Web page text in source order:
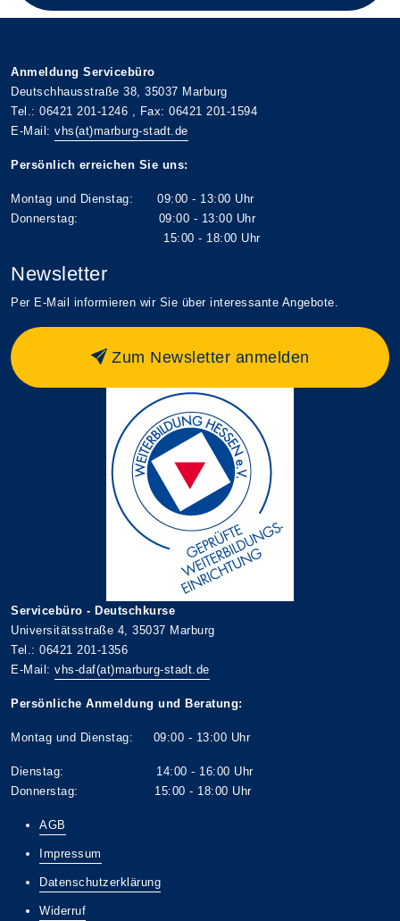
Anmeldung Servicebüro
Deutschhausstraße 38, 35037 Marburg
Tel.: 06421 201-1246 , Fax: 06421 201-1594
E-Mail: vhs(at)marburg-stadt.de
Persönlich erreichen Sie uns:
Montag und Dienstag: 09:00 - 13:00 Uhr
Donnerstag: 09:00 - 13:00 Uhr
15:00 - 18:00 Uhr
Newsletter
Per E-Mail informieren wir Sie über interessante Angebote.
Zum Newsletter anmelden
Servicebüro - Deutschkurse
Universitätsstraße 4, 35037 Marburg
Tel.: 06421 201-1356
E-Mail: vhs-daf(at)marburg-stadt.de
Persönliche Anmeldung und Beratung:
Montag und Dienstag: 09:00 - 13:00 Uhr
Dienstag: 14:00 - 16:00 Uhr
Donnerstag: 15:00 - 18:00 Uhr
AGB
Impressum
Datenschutzerklärung
Widerruf